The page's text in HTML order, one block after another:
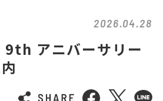
2026.04.28
9th アニバーサリー